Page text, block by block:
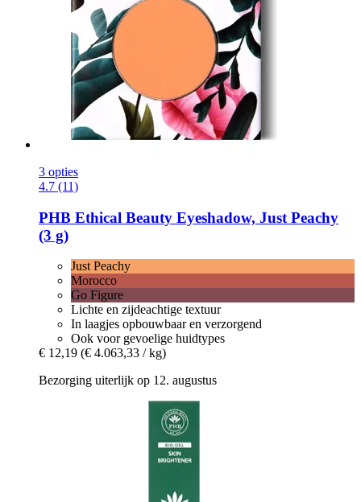
3 opties
4.7 (11)
PHB Ethical Beauty Eyeshadow, Just Peachy
(3 g)
Just Peachy
Morocco
Go Figure
Lichte en zijdeachtige textuur
In laagjes opbouwbaar en verzorgend
Ook voor gevoelige huidtypes
€ 12,19 (€ 4.063,33 / kg)
Bezorging uiterlijk op 12. augustus